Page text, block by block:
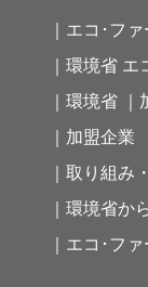
｜エコ･フ
｜環境省
｜環境省
｜加盟企業
｜取り組み
｜環境省か
｜エコ･フ